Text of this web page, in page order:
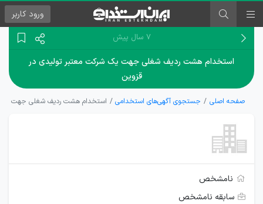
ورود کاربر
۷ سال پیش
استخدام هشت ردیف شغلی جهت یک شرکت معتبر تولیدی در
قزوین
صفحه اصلی جستجوی آگهی‌های استخدامی استخدام هشت ردیف شغلی جهت یک
نامشخص
سابقه نامشخص